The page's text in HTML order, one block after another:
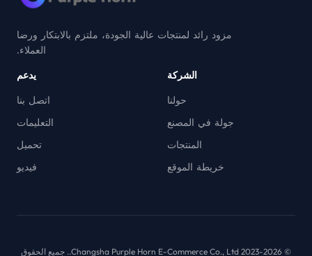
مزود رائد لمنتجات عالية الجودة، ملتزم بالابتكار ورضا
العملاء.
الشركة
حولنا
جولة في المصنع
المنتجات
خريطة الموقع
يدعم
اتصل بنا
التعليمات
تحميل
فيديو
© 2023-2026 Changsha Purple Horn E-Commerce Co., Ltd.. جميع الحقوق